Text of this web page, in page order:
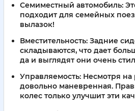
Семиместный автомобиль:
подходит для семейных
вылазок!
Вместительность: Задние
складываются, что дает
да и выглядят они очень
Управляемость: Несмотря на
довольно маневренная.
колес только улучшит эти